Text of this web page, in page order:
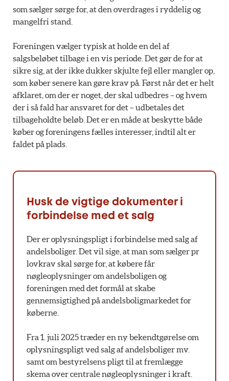
som sælger sørge for, at den overdrages i ryddelig og
mangelfri stand.
Foreningen vælger typisk at holde en del af
salgsbeløbet tilbage i en vis periode. Det gør de for at
sikre sig, at der ikke dukker skjulte fejl eller mangler op,
som køber senere kan gøre krav på. Først når det er helt
afklaret, om der er noget, der skal udbedres – og hvem
der i så fald har ansvaret for det – udbetales det
tilbageholdte beløb. Det er en måde at beskytte både
køber og foreningens fælles interesser, indtil alt er
faldet på plads.
Husk de vigtige dokumenter i
forbindelse med et salg
Der er oplysningspligt i forbindelse med salg af
andelsboliger. Det vil sige, at man som sælger pr
lovkrav skal sørge for, at købere får
nøgleoplysninger om andelsboligen og
foreningen med det formål at skabe
gennemsigtighed på andelsboligmarkedet for
køberne.
Fra 1. juli 2025 træder en ny bekendtgørelse om
oplysningspligt ved salg af andelsboliger mv.
samt om bestyrelsens pligt til at fremlægge
skema over centrale nøgleoplysninger i kraft.